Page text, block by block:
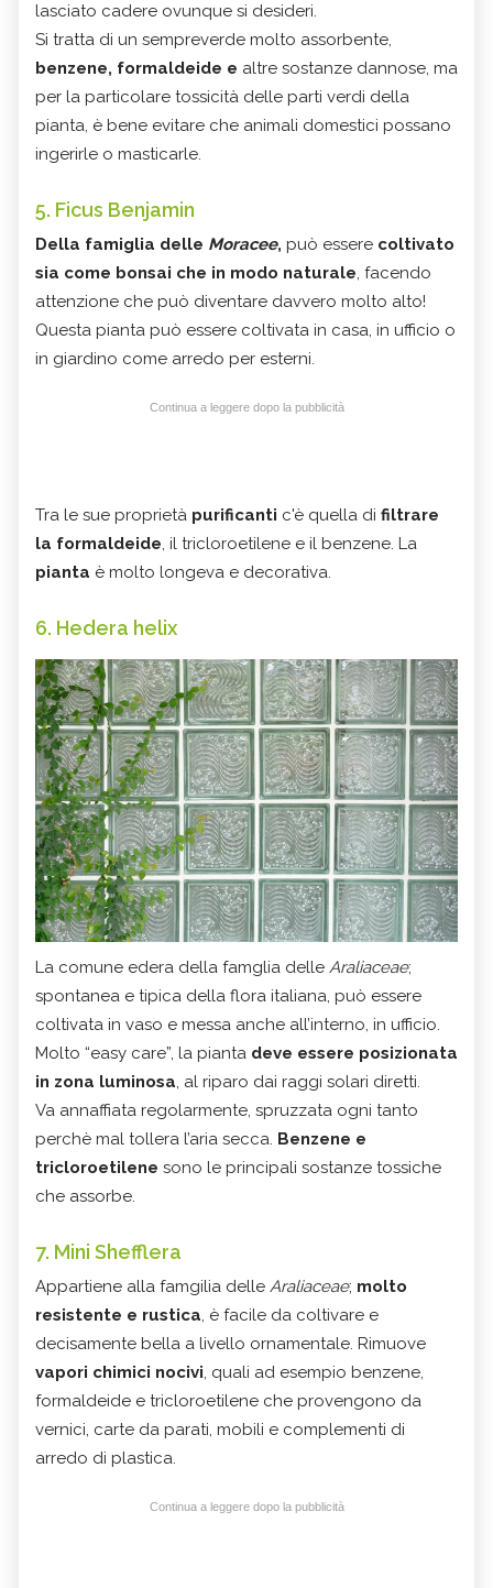
lasciato cadere ovunque si desideri.
Si tratta di un sempreverde molto assorbente,
benzene, formaldeide e altre sostanze dannose, ma
per la particolare tossicità delle parti verdi della
pianta, è bene evitare che animali domestici possano
ingerirle o masticarle.
5. Ficus Benjamin
Della famiglia delle Moracee, può essere coltivato
sia come bonsai che in modo naturale, facendo
attenzione che può diventare davvero molto alto!
Questa pianta può essere coltivata in casa, in ufficio o
in giardino come arredo per esterni.
Continua a leggere dopo la pubblicità
Tra le sue proprietà purificanti c'è quella di filtrare
la formaldeide, il tricloroetilene e il benzene. La
pianta è molto longeva e decorativa.
6. Hedera helix
La comune edera della famglia delle Araliaceae;
spontanea e tipica della flora italiana, può essere
coltivata in vaso e messa anche all’interno, in ufficio.
Molto “easy care”, la pianta deve essere posizionata
in zona luminosa , al riparo dai raggi solari diretti.
Va annaffiata regolarmente, spruzzata ogni tanto
perchè mal tollera l’aria secca. Benzene e
tricloroetilene sono le principali sostanze tossiche
che assorbe.
7. Mini Shefflera
Appartiene alla famgilia delle Araliaceae; molto
resistente e rustica , è facile da coltivare e
decisamente bella a livello ornamentale. Rimuove
vapori chimici nocivi , quali ad esempio benzene,
formaldeide e tricloroetilene che provengono da
vernici, carte da parati, mobili e complementi di
arredo di plastica.
Continua a leggere dopo la pubblicità